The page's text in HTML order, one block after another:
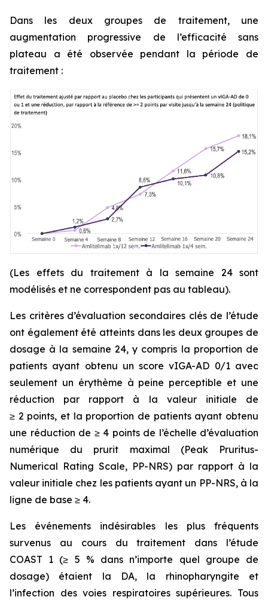
Dans les deux groupes de traitement, une
augmentation progressive de l’efficacité sans
plateau a été observée pendant la période de
traitement :
(Les effets du traitement à la semaine 24 sont
modélisés et ne correspondent pas au tableau).
Les critères d’évaluation secondaires clés de l’étude
ont également été atteints dans les deux groupes de
dosage à la semaine 24, y compris la proportion de
patients ayant obtenu un score vIGA-AD 0/1 avec
seulement un érythème à peine perceptible et une
réduction par rapport à la valeur initiale de
≥ 2 points, et la proportion de patients ayant obtenu
une réduction de ≥ 4 points de l’échelle d’évaluation
numérique du prurit maximal (Peak Pruritus-
Numerical Rating Scale, PP-NRS) par rapport à la
valeur initiale chez les patients ayant un PP-NRS, à la
ligne de base ≥ 4.
Les événements indésirables les plus fréquents
survenus au cours du traitement dans l’étude
COAST 1 (≥ 5 % dans n’importe quel groupe de
dosage) étaient la DA, la rhinopharyngite et
l’infection des voies respiratoires supérieures. Tous